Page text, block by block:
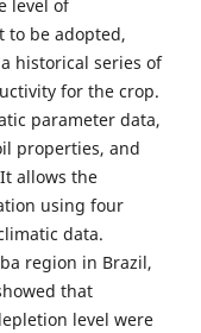
level of
to be adopted,
historical series of
for the crop.
parameter data,
properties, and
allows the
using four
data.
region in Brazil,
that
level were